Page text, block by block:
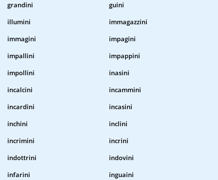
grandini
guini
illumini
immagazzini
immagini
impagini
impallini
impappini
impollini
inasini
incalcini
incammini
incardini
incasini
inchini
inclini
incrimini
incrini
indottrini
indovini
infarini
inguaini